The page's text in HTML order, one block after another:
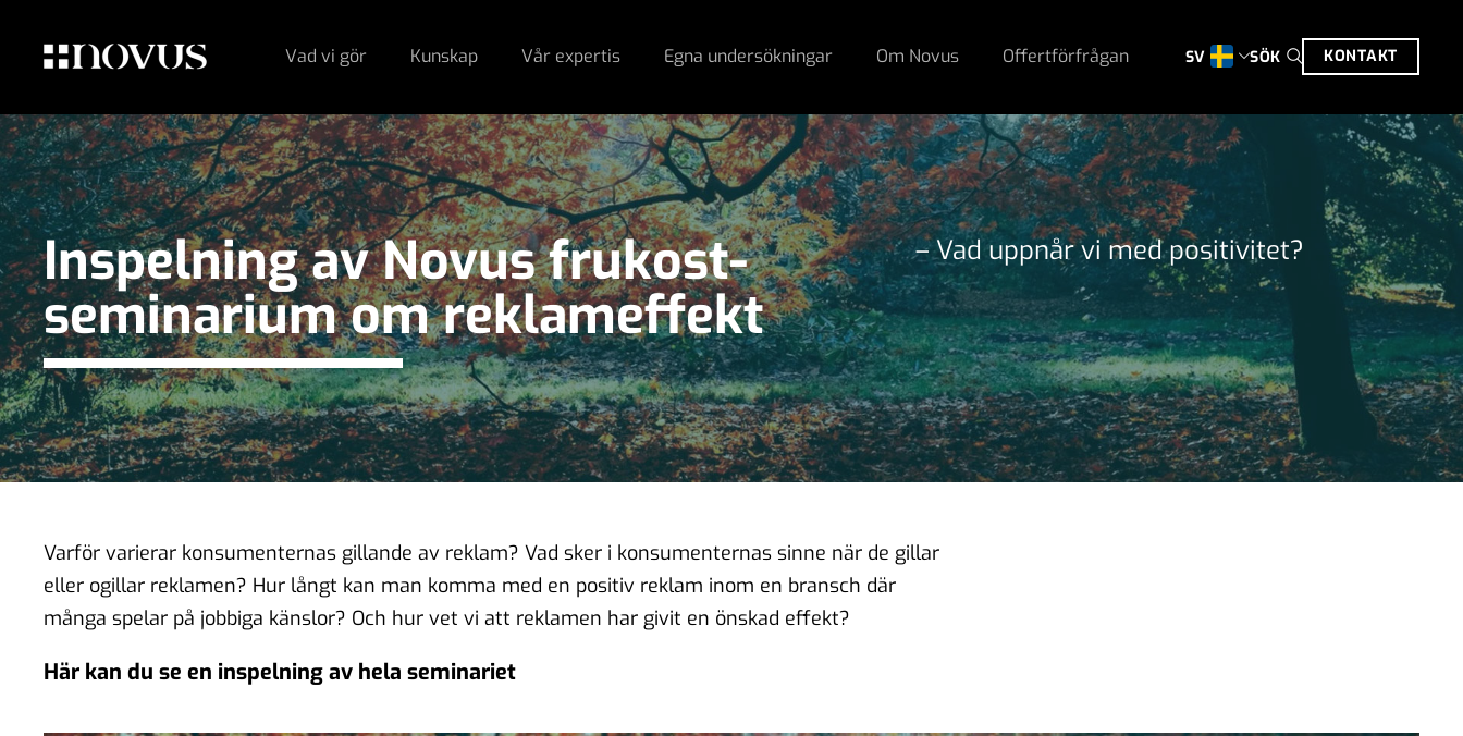
Vad vi gör Kunskap Vår expertis Egna undersökningar Om Novus Offertförfrågan SV SÖK KONTAKT
Inspelning av Novus frukost­
seminarium om reklameffekt
– Vad uppnår vi med positivitet?
Varför varierar konsumenternas gillande av reklam? Vad sker i konsumenternas sinne när de gillar
eller ogillar reklamen? Hur långt kan man komma med en positiv reklam inom en bransch där
många spelar på jobbiga känslor? Och hur vet vi att reklamen har givit en önskad effekt?
Här kan du se en inspelning av hela seminariet